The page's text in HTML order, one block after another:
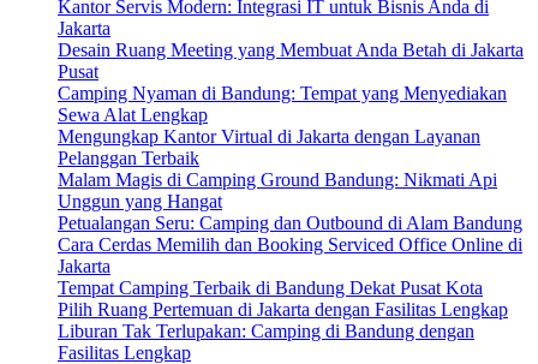
Kantor Servis Modern: Integrasi IT untuk Bisnis Anda di
Jakarta
Desain Ruang Meeting yang Membuat Anda Betah di Jakarta
Pusat
Camping Nyaman di Bandung: Tempat yang Menyediakan
Sewa Alat Lengkap
Mengungkap Kantor Virtual di Jakarta dengan Layanan
Pelanggan Terbaik
Malam Magis di Camping Ground Bandung: Nikmati Api
Unggun yang Hangat
Petualangan Seru: Camping dan Outbound di Alam Bandung
Cara Cerdas Memilih dan Booking Serviced Office Online di
Jakarta
Tempat Camping Terbaik di Bandung Dekat Pusat Kota
Pilih Ruang Pertemuan di Jakarta dengan Fasilitas Lengkap
Liburan Tak Terlupakan: Camping di Bandung dengan
Fasilitas Lengkap